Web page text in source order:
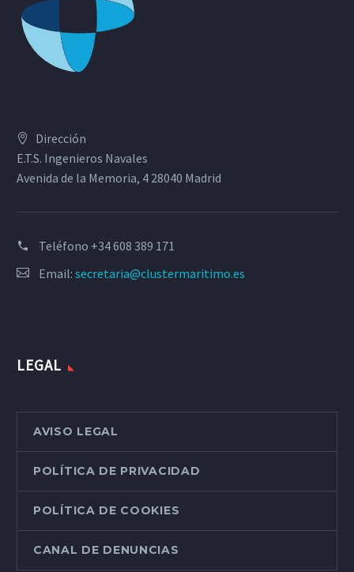
Dirección
E.T.S. Ingenieros Navales
Avenida de la Memoria, 4 28040 Madrid
Teléfono +34 608 389 171
Email: secretaria@clustermaritimo.es
LEGAL
AVISO LEGAL
POLÍTICA DE PRIVACIDAD
POLÍTICA DE COOKIES
CANAL DE DENUNCIAS